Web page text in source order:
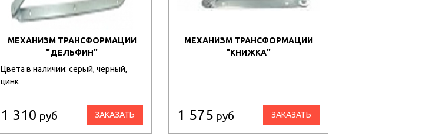
МЕХАНИЗМ ТРАНСФОРМАЦИИ
"ДЕЛЬФИН"
Цвета в наличии: серый, черный,
цинк
1 310 руб ЗАКАЗАТЬ
МЕХАНИЗМ ТРАНСФОРМАЦИИ
"КНИЖКА"
1 575 руб ЗАКАЗАТЬ